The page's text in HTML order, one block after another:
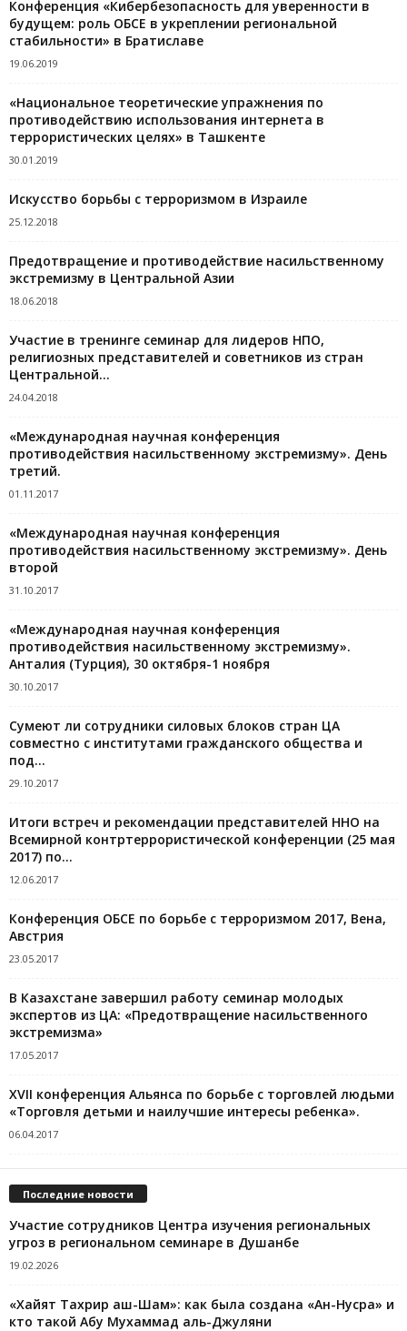
Конференция «Кибербезопасность для уверенности в
будущем: роль ОБСЕ в укреплении региональной
стабильности» в Братиславе
19.06.2019
«Национальное теоретические упражнения по
противодействию использования интернета в
террористических целях» в Ташкенте
30.01.2019
Искусство борьбы с терроризмом в Израиле
25.12.2018
Предотвращение и противодействие насильственному
экстремизму в Центральной Азии
18.06.2018
Участие в тренинге семинар для лидеров НПО,
религиозных представителей и советников из стран
Центральной...
24.04.2018
«Международная научная конференция
противодействия насильственному экстремизму». День
третий.
01.11.2017
«Международная научная конференция
противодействия насильственному экстремизму». День
второй
31.10.2017
«Международная научная конференция
противодействия насильственному экстремизму».
Анталия (Турция), 30 октября-1 ноября
30.10.2017
Сумеют ли сотрудники силовых блоков стран ЦА
совместно с институтами гражданского общества и
под...
29.10.2017
Итоги встреч и рекомендации представителей ННО на
Всемирной контртеррористической конференции (25 мая
2017) по...
12.06.2017
Конференция ОБСЕ по борьбе с терроризмом 2017, Вена,
Австрия
23.05.2017
В Казахстане завершил работу семинар молодых
экспертов из ЦА: «Предотвращение насильственного
экстремизма»
17.05.2017
XVII конференция Альянса по борьбе с торговлей людьми
«Торговля детьми и наилучшие интересы ребенка».
06.04.2017
Последние новости
Участие сотрудников Центра изучения региональных
угроз в региональном семинаре в Душанбе
19.02.2026
«Хайят Тахрир аш-Шам»: как была создана «Ан-Нусра» и
кто такой Абу Мухаммад аль-Джуляни